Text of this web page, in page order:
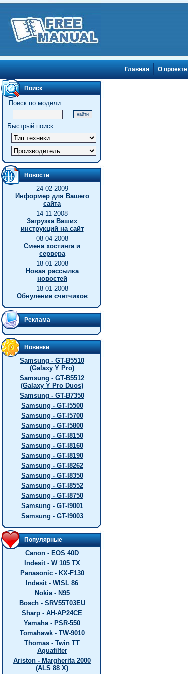
Главная О проекте
Поиск
Поиск по модели:
Быстрый поиск:
Новости
24-02-2009
Информер для Вашего
сайта
14-11-2008
Загрузка Ваших
инструкций на сайт
08-04-2008
Смена хостинга и
сервера
18-01-2008
Новая рассылка
новостей
18-01-2008
Обнуление счетчиков
Реклама
Новинки
Samsung - GT-B5510
(Galaxy Y Pro)
Samsung - GT-B5512
(Galaxy Y Pro Duos)
Samsung - GT-B7350
Samsung - GT-I5500
Samsung - GT-I5700
Samsung - GT-I5800
Samsung - GT-I8150
Samsung - GT-I8160
Samsung - GT-I8190
Samsung - GT-I8262
Samsung - GT-I8350
Samsung - GT-I8552
Samsung - GT-I8750
Samsung - GT-I9001
Samsung - GT-I9003
Популярные
Canon - EOS 40D
Indesit - W 105 TX
Panasonic - KX-F130
Indesit - WISL 86
Nokia - N95
Bosch - SRV55T03EU
Sharp - AH-AP24CE
Yamaha - PSR-550
Tomahawk - TW-9010
Thomas - Twin TT
Aquafilter
Ariston - Margherita 2000
(ALS 88 X)